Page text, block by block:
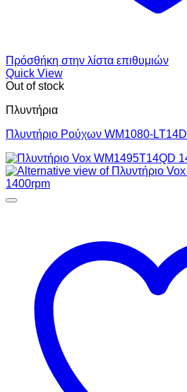
Πρόσθήκη στην λίστα επιθυμιών
Quick View
Out of stock
Πλυντήρια
Πλυντήριο Ρούχων WM1080-LT14D